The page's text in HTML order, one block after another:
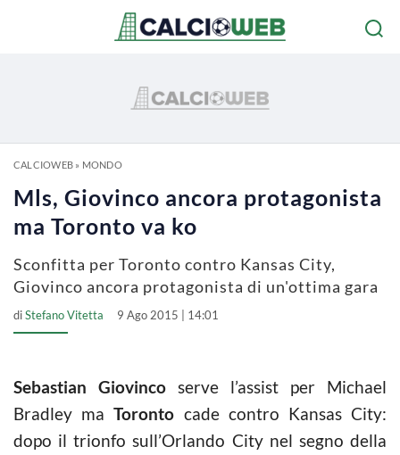
CALCIOWEB» MONDO
Mls, Giovinco ancora protagonista
ma Toronto va ko
Sconfitta per Toronto contro Kansas City,
Giovinco ancora protagonista di un'ottima gara
diStefano Vitetta 9 Ago 2015 | 14:01
Sebastian Giovinco serve l’assist per Michael
Bradley maToronto cade contro Kansas City:
dopo il trionfo sull’Orlando City nel segno della